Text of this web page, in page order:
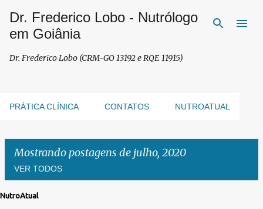
Pular para o conteúdo principal
Dr. Frederico Lobo - Nutrólogo
em Goiânia
Dr. Frederico Lobo (CRM-GO 13192 e RQE 11915)
PRÁTICA CLÍNICA CONTATOS NUTROATUAL
Mostrando postagens de julho, 2020
VER TODOS
NutroAtual